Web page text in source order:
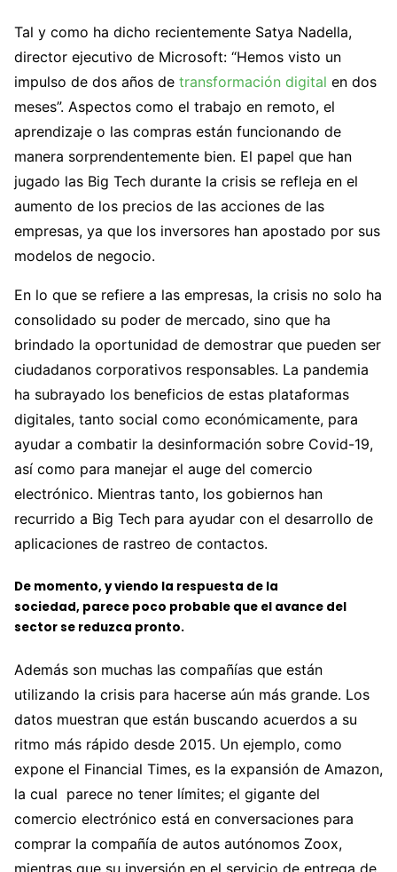
Tal y como ha dicho recientemente Satya Nadella,
director ejecutivo de Microsoft: “Hemos visto un
impulso de dos años de transformación digital en dos
meses”. Aspectos como el trabajo en remoto, el
aprendizaje o las compras están funcionando de
manera sorprendentemente bien. El papel que han
jugado las Big Tech durante la crisis se refleja en el
aumento de los precios de las acciones de las
empresas, ya que los inversores han apostado por sus
modelos de negocio.
En lo que se refiere a las empresas, la crisis no solo ha
consolidado su poder de mercado, sino que ha
brindado la oportunidad de demostrar que pueden ser
ciudadanos corporativos responsables. La pandemia
ha subrayado los beneficios de estas plataformas
digitales, tanto social como económicamente, para
ayudar a combatir la desinformación sobre Covid-19,
así como para manejar el auge del comercio
electrónico. Mientras tanto, los gobiernos han
recurrido a Big Tech para ayudar con el desarrollo de
aplicaciones de rastreo de contactos.
De momento, y viendo la respuesta de la
sociedad, parece poco probable que el avance del
sector se reduzca pronto.
Además son muchas las compañías que están
utilizando la crisis para hacerse aún más grande. Los
datos muestran que están buscando acuerdos a su
ritmo más rápido desde 2015. Un ejemplo, como
expone el Financial Times, es la expansión de Amazon,
la cual parece no tener límites; el gigante del
comercio electrónico está en conversaciones para
comprar la compañía de autos autónomos Zoox,
mientras que su inversión en el servicio de entrega de